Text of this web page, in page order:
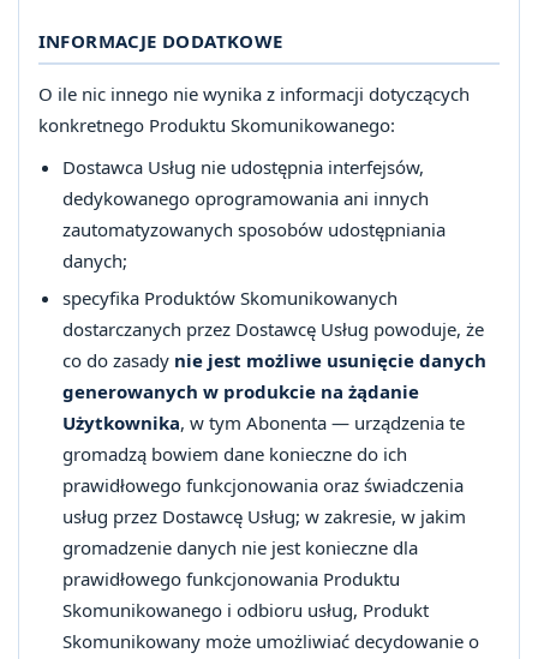
INFORMACJE DODATKOWE
O ile nic innego nie wynika z informacji dotyczących
konkretnego Produktu Skomunikowanego:
Dostawca Usług nie udostępnia interfejsów,
dedykowanego oprogramowania ani innych
zautomatyzowanych sposobów udostępniania
danych;
specyfika Produktów Skomunikowanych
dostarczanych przez Dostawcę Usług powoduje, że
co do zasady nie jest możliwe usunięcie danych
generowanych w produkcie na żądanie
Użytkownika, w tym Abonenta — urządzenia te
gromadzą bowiem dane konieczne do ich
prawidłowego funkcjonowania oraz świadczenia
usług przez Dostawcę Usług; w zakresie, w jakim
gromadzenie danych nie jest konieczne dla
prawidłowego funkcjonowania Produktu
Skomunikowanego i odbioru usług, Produkt
Skomunikowany może umożliwiać decydowanie o